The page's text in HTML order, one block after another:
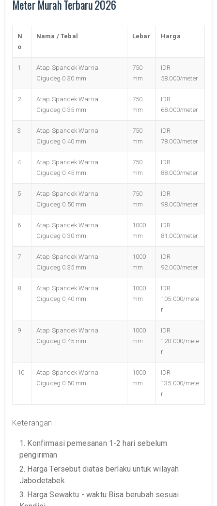
Meter Murah Terbaru 2026
N
o
Nama / Tebal Lebar Harga
1
Atap Spandek Warna
Cigudeg 0.30 mm
750
mm
IDR
58.000/meter
2
Atap Spandek Warna
Cigudeg 0.35 mm
750
mm
IDR
68.000/meter
3
Atap Spandek Warna
Cigudeg 0.40 mm
750
mm
IDR
78.000/meter
4
Atap Spandek Warna
Cigudeg 0.45 mm
750
mm
IDR
88.000/meter
5
Atap Spandek Warna
Cigudeg 0.50 mm
750
mm
IDR
98.000/meter
6
Atap Spandek Warna
Cigudeg 0.30 mm
1000
mm
IDR
81.000/meter
7
Atap Spandek Warna
Cigudeg 0.35 mm
1000
mm
IDR
92.000/meter
8
Atap Spandek Warna
Cigudeg 0.40 mm
1000
mm
IDR
105.000/mete
r
9
Atap Spandek Warna
Cigudeg 0.45 mm
1000
mm
IDR
120.000/mete
r
10
Atap Spandek Warna
Cigudeg 0.50 mm
1000
mm
IDR
135.000/mete
r
Keterangan :
1. Konfirmasi pemesanan 1-2 hari sebelum
pengiriman
2. Harga Tersebut diatas berlaku untuk wilayah
Jabodetabek
3. Harga Sewaktu - waktu Bisa berubah sesuai